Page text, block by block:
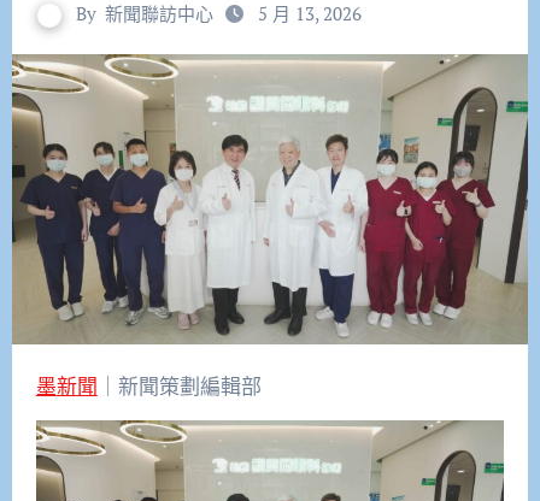
By 新聞聯訪中心 5 月 13, 2026
墨新聞 ｜新聞策劃編輯部